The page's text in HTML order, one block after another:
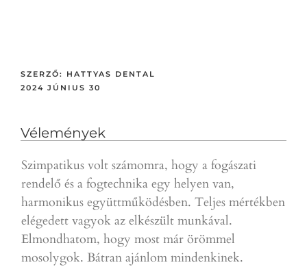
SZERZŐ: HATTYAS DENTAL
2024 JÚNIUS 30
Vélemények
Szimpatikus volt számomra, hogy a fogászati
rendelő és a fogtechnika egy helyen van,
harmonikus együttműködésben. Teljes mértékben
elégedett vagyok az elkészült munkával.
Elmondhatom, hogy most már örömmel
mosolygok. Bátran ajánlom mindenkinek.